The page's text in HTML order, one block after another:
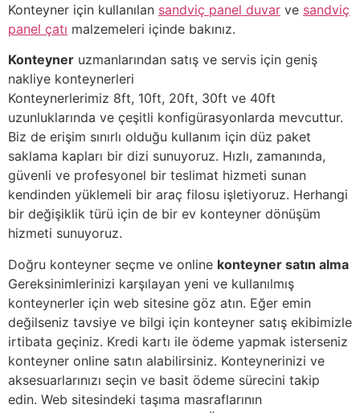
Konteyner için kullanılan sandviç panel duvar ve sandviç
panel çatı malzemeleri içinde bakınız.
Konteyner uzmanlarından satış ve servis için geniş
nakliye konteynerleri
Konteynerlerimiz 8ft, 10ft, 20ft, 30ft ve 40ft
uzunluklarında ve çeşitli konfigürasyonlarda mevcuttur.
Biz de erişim sınırlı olduğu kullanım için düz paket
saklama kapları bir dizi sunuyoruz. Hızlı, zamanında,
güvenli ve profesyonel bir teslimat hizmeti sunan
kendinden yüklemeli bir araç filosu işletiyoruz. Herhangi
bir değişiklik türü için de bir ev konteyner dönüşüm
hizmeti sunuyoruz.
Doğru konteyner seçme ve online konteyner satın alma
Gereksinimlerinizi karşılayan yeni ve kullanılmış
konteynerler için web sitesine göz atın. Eğer emin
değilseniz tavsiye ve bilgi için konteyner satış ekibimizle
irtibata geçiniz. Kredi kartı ile ödeme yapmak isterseniz
konteyner online satın alabilirsiniz. Konteynerinizi ve
aksesuarlarınızı seçin ve basit ödeme sürecini takip
edin. Web sitesindeki taşıma masraflarının